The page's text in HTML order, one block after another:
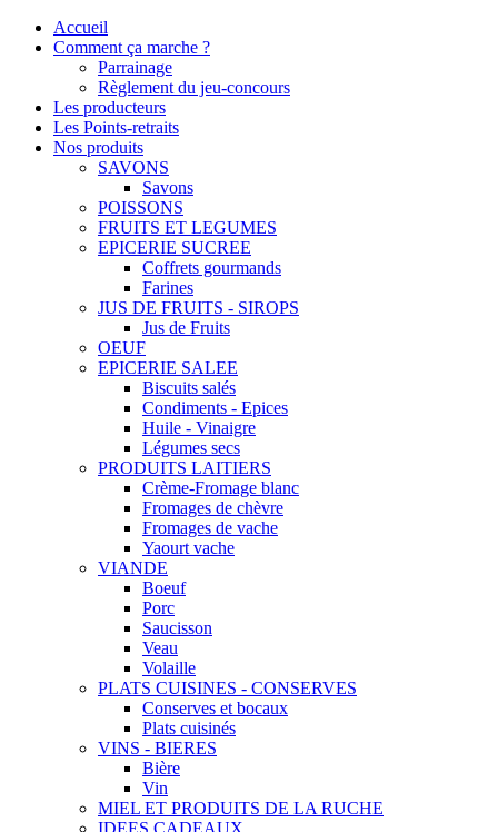
Accueil
Comment ça marche ?
Parrainage
Règlement du jeu-concours
Les producteurs
Les Points-retraits
Nos produits
SAVONS
Savons
POISSONS
FRUITS ET LEGUMES
EPICERIE SUCREE
Coffrets gourmands
Farines
JUS DE FRUITS - SIROPS
Jus de Fruits
OEUF
EPICERIE SALEE
Biscuits salés
Condiments - Epices
Huile - Vinaigre
Légumes secs
PRODUITS LAITIERS
Crème-Fromage blanc
Fromages de chèvre
Fromages de vache
Yaourt vache
VIANDE
Boeuf
Porc
Saucisson
Veau
Volaille
PLATS CUISINES - CONSERVES
Conserves et bocaux
Plats cuisinés
VINS - BIERES
Bière
Vin
MIEL ET PRODUITS DE LA RUCHE
IDEES CADEAUX